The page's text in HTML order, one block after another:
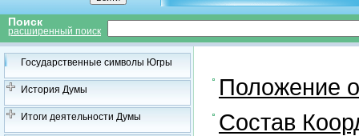
Поиск
расширенный поиск
Государственные символы Югры
История Думы
Итоги деятельности Думы
Положение
Состав